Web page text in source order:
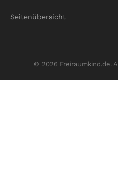
Seitenübersicht
© 2026 Freiraumkind.de.